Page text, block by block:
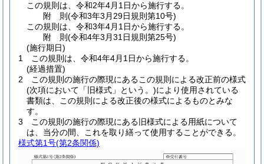
この規則は、令和2年4月1日から施行する。
附 則(令和3年3月29日規則第10号)
この規則は、令和3年4月1日から施行する。
附 則(令和4年3月31日規則第25号)
(施行期日)
1
この規則は、令和4年4月1日から施行する。
(経過措置)
2
この規則の施行の際現にあるこの規則による改正前の様式
(次項において「旧様式」という。)により使用されている
書類は、この規則による改正後の様式によるものとみな
す。
3
この規則の施行の際現にある旧様式による用紙について
は、当分の間、これを取り繕って使用することができる。
様式第1号(第2条関係)